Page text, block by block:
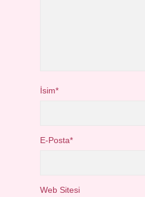
İsim*
E-Posta*
Web Sitesi